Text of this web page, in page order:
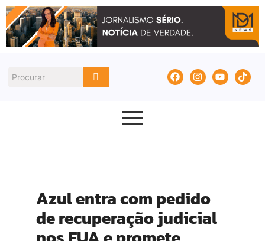
Azul entra com pedido
de recuperação judicial